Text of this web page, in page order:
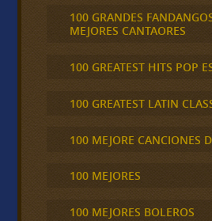
100 GRANDES
MEJORES CANTAORES
100 GREATEST HITS POP
100 GREATEST LATIN
100 MEJORE CANCIONES
100 MEJORES
100 MEJORES BOLEROS